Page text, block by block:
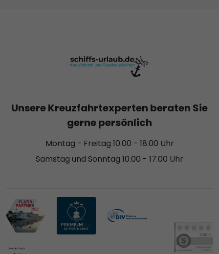
Unsere Kreuzfahrtexperten beraten Sie
gerne persönlich
Montag - Freitag 10.00 - 18.00 Uhr
Samstag und Sonntag 10.00 - 17.00 Uhr